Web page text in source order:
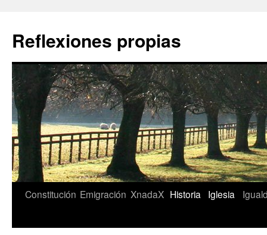
contenido
Reflexiones propias
Constitución Emigración XnadaX Historia Iglesia